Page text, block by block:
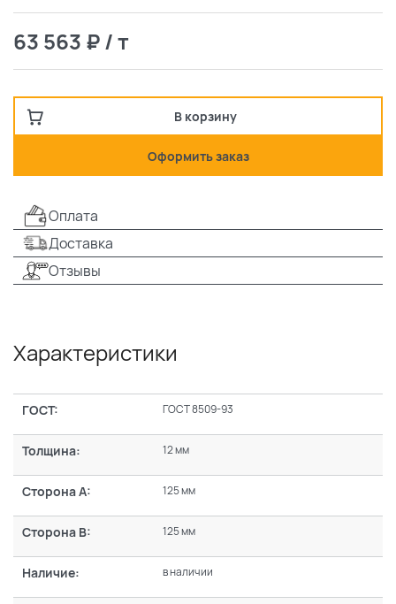
63 563 ₽ / т
В корзину
Оформить заказ
Оплата
Доставка
Отзывы
Характеристики
ГОСТ: ГОСТ 8509-93
Толщина: 12 мм
Сторона А: 125 мм
Сторона В: 125 мм
Наличие: в наличии